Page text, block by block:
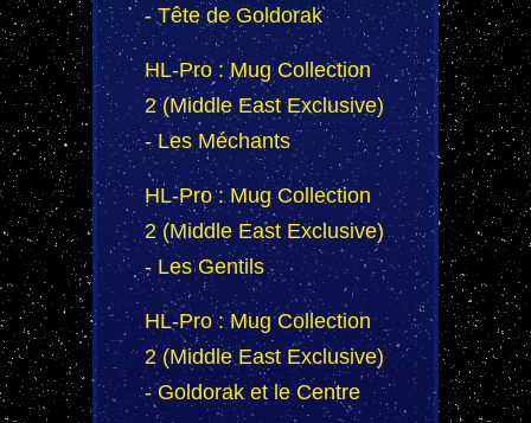
- Tête de Goldorak
HL-Pro : Mug Collection
2 (Middle East Exclusive)
- Les Méchants
HL-Pro : Mug Collection
2 (Middle East Exclusive)
- Les Gentils
HL-Pro : Mug Collection
2 (Middle East Exclusive)
- Goldorak et le Centre